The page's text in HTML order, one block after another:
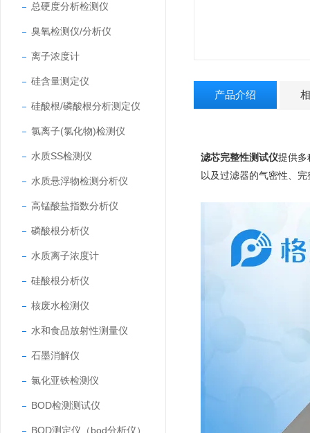
总硬度分析检测仪
臭氧检测仪/分析仪
离子浓度计
硅含量测定仪
硅酸根/磷酸根分析测定仪
氯离子(氯化物)检测仪
水质SS检测仪
水质悬浮物检测分析仪
高锰酸盐指数分析仪
磷酸根分析仪
水质离子浓度计
硅酸根分析仪
核废水检测仪
水和食品放射性测量仪
石墨消解仪
氯化亚铁检测仪
BOD检测测试仪
BOD测定仪（bod分析仪）
产品介绍
滤芯完整性测试仪提供多
以及过滤器的气密性、